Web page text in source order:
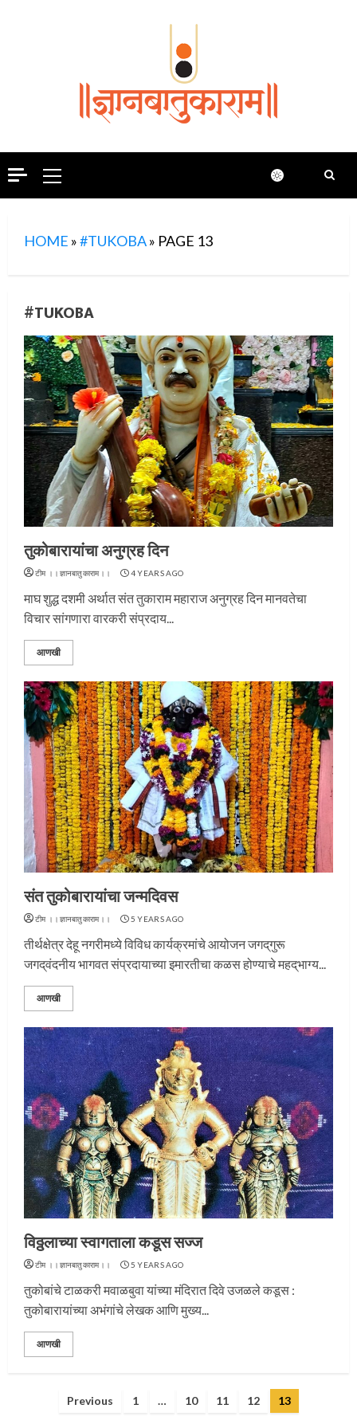
Primary
Menu
HOME »#TUKOBA» PAGE 13
#TUKOBA
तुकोबारायांचा अनुग्रह दिन
टीम ।।ज्ञानबातुकाराम।। 4 YEARS AGO
माघ शुद्ध दशमी अर्थात संत तुकाराम महाराज अनुग्रह दिन मानवतेचा
विचार सांगणारा वारकरी संप्रदाय...
आणखी
संत तुकोबारायांचा जन्मदिवस
टीम ।।ज्ञानबातुकाराम।। 5 YEARS AGO
तीर्थक्षेत्र देहू नगरीमध्ये विविध कार्यक्रमांचे आयोजन जगद्‌गुरू
जगद्‌वंदनीय भागवत संप्रदायाच्या इमारतीचा कळस होण्याचे महद्‌भाग्य...
आणखी
विठ्ठलाच्या स्वागताला कडूस सज्ज
टीम ।।ज्ञानबातुकाराम।। 5 YEARS AGO
तुकोबांचे टाळकरी मवाळबुवा यांच्या मंदिरात दिवे उजळले कडूस :
तुकोबारायांच्या अभंगांचे लेखक आणि मुख्य...
आणखी
Previous 1 … 10 11 12 13
प्रस्थान सोहळ्यासाठी आळंदी सज्ज